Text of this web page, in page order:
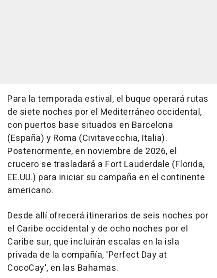
Para la temporada estival, el buque operará rutas
de siete noches por el Mediterráneo occidental,
con puertos base situados en Barcelona
(España) y Roma (Civitavecchia, Italia).
Posteriormente, en noviembre de 2026, el
crucero se trasladará a Fort Lauderdale (Florida,
EE.UU.) para iniciar su campaña en el continente
americano.
Desde allí ofrecerá itinerarios de seis noches por
el Caribe occidental y de ocho noches por el
Caribe sur, que incluirán escalas en la isla
privada de la compañía, 'Perfect Day at
CocoCay', en las Bahamas.